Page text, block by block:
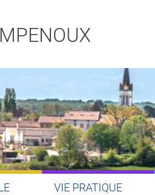
VIE PRATIQUE